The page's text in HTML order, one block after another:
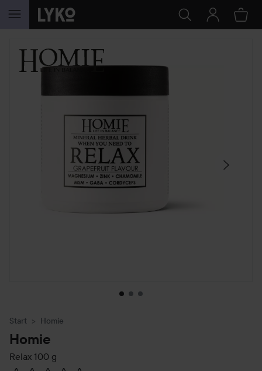
WEITER ZU INHALT
SEKTION ÜBERSPRINGEN
Start Homie
Homie
Relax 100 g